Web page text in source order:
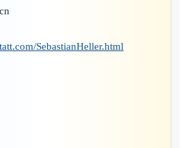
SebastianHeller.html